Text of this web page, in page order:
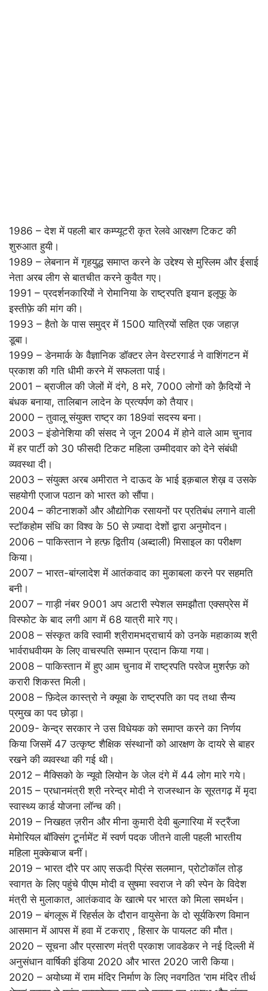
1986 – देश में पहली बार कम्प्यूटरी कृत रेलवे आरक्षण टिकट की
शुरुआत हुयी।
1989 – लेबनान में गृहयुद्ध समाप्त करने के उद्देश्य से मुस्लिम और ईसाई
नेता अरब लीग से बातचीत करने कुवैत गए।
1991 – प्रदर्शनकारियों ने रोमानिया के राष्ट्रपति इयान इलूफू के
इस्तीफ़े की मांग की।
1993 – हैतो के पास समुद्र में 1500 यात्रियों सहित एक जहाज़
डूबा।
1999 – डेनमार्क के वैज्ञानिक डॉक्टर लेन वेस्टरगार्ड ने वाशिंगटन में
प्रकाश की गति धीमी करने में सफलता पाई।
2001 – ब्राजील की जेलों में दंगे, 8 मरे, 7000 लोगों को क़ैदियों ने
बंधक बनाया, तालिबान लादेन के प्रत्यर्पण को तैयार।
2000 – तुवालू संयुक्त राष्ट्र का 189वां सदस्य बना।
2003 – इंडोनेशिया की संसद ने जून 2004 में होने वाले आम चुनाव
में हर पार्टी को 30 फीसदी टिकट महिला उम्मीदवार को देने संबंधी
व्यवस्था दी।
2003 – संयुक्त अरब अमीरात ने दाऊद के भाई इक़बाल शेख़ व उसके
सहयोगी एजाज पठान को भारत को सौंपा।
2004 – कीटनाशकों और औद्योगिक रसायनों पर प्रतिबंध लगाने वाली
स्टॉकहोम संधि का विश्व के 50 से ज़्यादा देशों द्वारा अनुमोदन।
2006 – पाकिस्तान ने हत्फ़ द्वितीय (अब्दाली) मिसाइल का परीक्षण
किया।
2007 – भारत-बांग्लादेश में आतंकवाद का मुकाबला करने पर सहमति
बनी।
2007 – गाड़ी नंबर 9001 अप अटारी स्पेशल समझौता एक्सप्रेस में
विस्फोट के बाद लगी आग में 68 यात्री मारे गए।
2008 – संस्कृत कवि स्वामी श्रीरामभद्राचार्य को उनके महाकाव्य श्री
भार्वराधवीयम के लिए वाचस्पति सम्मान प्रदान किया गया।
2008 – पाकिस्तान में हुए आम चुनाव में राष्ट्रपति परवेज मुशर्रफ़ को
करारी शिकस्त मिली।
2008 – फ़िदेल कास्त्रो ने क्यूबा के राष्ट्रपति का पद तथा सैन्य
प्रमुख का पद छोड़ा।
2009- केन्द्र सरकार ने उस विधेयक को समाप्त करने का निर्णय
किया जिसमें 47 उत्कृष्ट शैक्षिक संस्थानों को आरक्षण के दायरे से बाहर
रखने की व्यवस्था की गई थी।
2012 – मैक्सिको के न्यूवो लियोन के जेल दंगे में 44 लोग मारे गये।
2015 – प्रधानमंत्री श्री नरेन्‍द्र मोदी ने राजस्‍थान के सूरतगढ़ में मृदा
स्‍वास्‍थ्‍य कार्ड योजना लॉन्‍च की।
2019 – निखहत ज़रीन और मीना कुमारी देवी बुल्गारिया में स्ट्रैंजा
मेमोरियल बॉक्सिंग टूर्नामेंट में स्‍वर्ण पदक जीतने वाली पहली भारतीय
महिला मुक्‍केबाज बनीं।
2019 – भारत दौरे पर आए सऊदी प्रिंस सलमान, प्रोटोकॉल तोड़
स्वागत के लिए पहुंचे पीएम मोदी व सुषमा स्वराज ने की स्पेन के विदेश
मंत्री से मुलाकात, आतंकवाद के खात्मे पर भारत को मिला समर्थन।
2019 – बंगलूरू में रिहर्सल के दौरान वायुसेना के दो सूर्यकिरण विमान
आसमान में आपस में हवा में टकराए , हिसार के पायलट की मौत।
2020 – सूचना और प्रसारण मंत्री प्रकाश जावडेकर ने नई दिल्‍ली में
अनुसंधान वार्षिकी इंडिया 2020 और भारत 2020 जारी किया।
2020 – अयोध्या में राम मंदिर निर्माण के लिए नवगठित ‘राम मंदिर तीर्थ